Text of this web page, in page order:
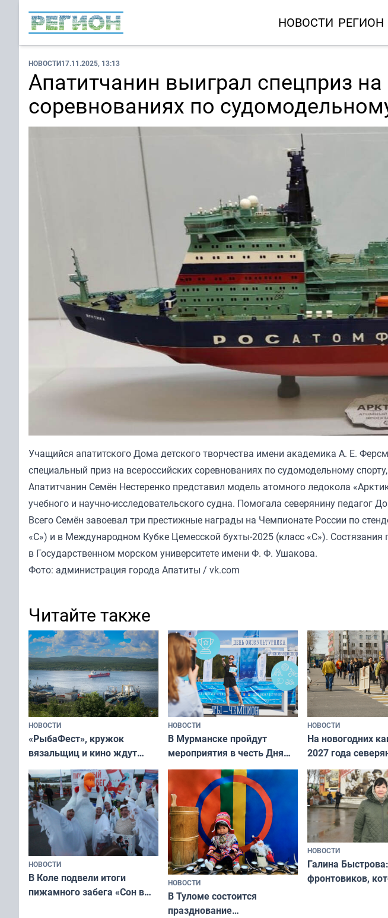
НОВОСТИ РЕГИОН
НОВОСТИ17.11.2025, 13:13
Апатитчанин выиграл спецприз
соревнованиях по
Учащийся апатитского Дома детского творчества имени академика А. Е.
специальный приз на всероссийских соревнованиях по судомодельному
Апатитчанин Семён Нестеренко представил модель атомного ледокола
учебного и научно‑исследовательского судна. Помогала северянину педагог
Всего Семён завоевал три престижные награды на Чемпионате России по
«С») и в Международном Кубке Цемесской бухты‑2025 (класс «С»). Состязания
в Государственном морском университете имени Ф. Ф. Ушакова.
Фото: администрация города Апатиты / vk.com
Читайте также
НОВОСТИ
«РыбаФест», кружок
вязальщиц и кино ждут
мурманчан в эти выходные
НОВОСТИ
В Мурманске пройдут
мероприятия в честь Дня
физкультурника
НОВОСТИ
На новогодних
2027 года
отдыхать 11 дней
НОВОСТИ
В Коле подвели итоги
пижамного забега «Сон в
НОВОСТИ
В Туломе состоится
празднование
НОВОСТИ
Галина
фронтовиков,